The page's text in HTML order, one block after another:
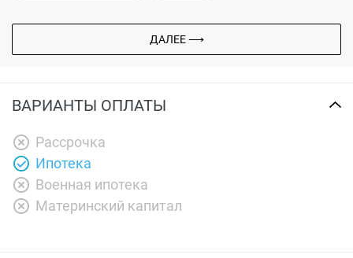
ДАЛЕЕ ⟶
ВАРИАНТЫ ОПЛАТЫ
Рассрочка
Ипотека
Военная ипотека
Материнский капитал